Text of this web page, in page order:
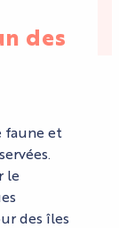
des
faune et
le
des îles